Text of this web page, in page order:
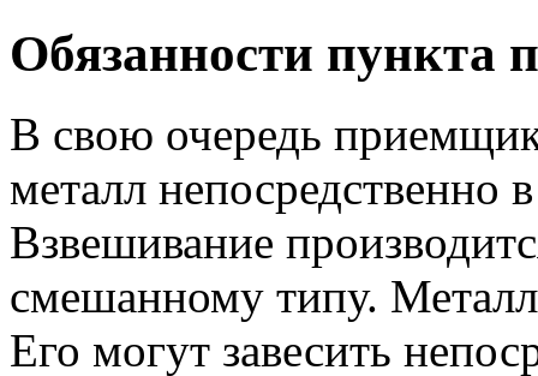
Обязанности пункта
В свою очередь
металл непосредственно
Взвешивание
смешанному типу.
Его могут завесить